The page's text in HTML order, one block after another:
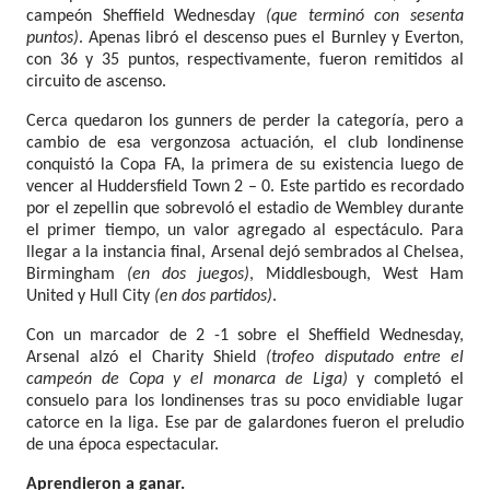
campeón Sheffield Wednesday (que terminó con sesenta
puntos). Apenas libró el descenso pues el Burnley y Everton,
con 36 y 35 puntos, respectivamente, fueron remitidos al
circuito de ascenso.
Cerca quedaron los gunners de perder la categoría, pero a
cambio de esa vergonzosa actuación, el club londinense
conquistó la Copa FA, la primera de su existencia luego de
vencer al Huddersfield Town 2 – 0. Este partido es recordado
por el zepellin que sobrevoló el estadio de Wembley durante
el primer tiempo, un valor agregado al espectáculo. Para
llegar a la instancia final, Arsenal dejó sembrados al Chelsea,
Birmingham (en dos juegos), Middlesbough, West Ham
United y Hull City (en dos partidos).
Con un marcador de 2 -1 sobre el Sheffield Wednesday,
Arsenal alzó el Charity Shield (trofeo disputado entre el
campeón de Copa y el monarca de Liga) y completó el
consuelo para los londinenses tras su poco envidiable lugar
catorce en la liga. Ese par de galardones fueron el preludio
de una época espectacular.
Aprendieron a ganar.